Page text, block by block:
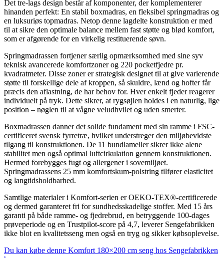
Det tre-lags design består af komponenter, der komplementerer
hinanden perfekt: En stabil boxmadras, en fleksibel springmadras og
en luksuriøs topmadras. Netop denne lagdelte konstruktion er med
til at sikre den optimale balance mellem fast støtte og blød komfort,
som er afgørende for en virkelig restituerende søvn.
Springmadrassen fortjener særlig opmærksomhed med sine syv
teknisk avancerede komfortzoner og 220 pocketfjedre pr.
kvadratmeter. Disse zoner er strategisk designet til at give varierende
støtte til forskellige dele af kroppen, så skuldre, lænd og hofter får
præcis den aflastning, de har behov for. Hver enkelt fjeder reagerer
individuelt på tryk. Dette sikrer, at rygsøjlen holdes i en naturlig, lige
position – nøglen til at vågne veludhvilet og uden smerter.
Boxmadrassen danner det solide fundament med sin ramme i FSC-
certificeret svensk fyrretræ, hvilket understreger den miljøbevidste
tilgang til konstruktionen. De 11 bundlameller sikrer ikke alene
stabilitet men også optimal luftcirkulation gennem konstruktionen.
Hermed forebygges fugt og allergener i sovemiljøet.
Springmadrassens 25 mm komfortskum-polstring tilfører elasticitet
og langtidsholdbarhed.
Samtlige materialer i Komfort-serien er OEKO-TEX®-certificerede
og dermed garanteret fri for sundhedsskadelige stoffer. Med 15 års
garanti på både ramme- og fjedrebrud, en betryggende 100-dages
prøveperiode og en Trustpilot-score på 4,7, leverer Sengefabrikken
ikke blot en kvalitetsseng men også en tryg og sikker købsoplevelse.
Du kan købe denne Komfort 180×200 cm seng hos Sengefabrikken